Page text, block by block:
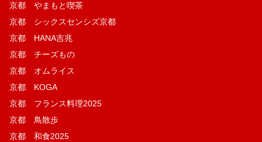
京都 やまもと喫茶
京都 シックスセンシズ京都
京都 HANA吉兆
京都 チーズもの
京都 オムライス
京都 KOGA
京都 フランス料理2025
京都 鳥散歩
京都 和食2025